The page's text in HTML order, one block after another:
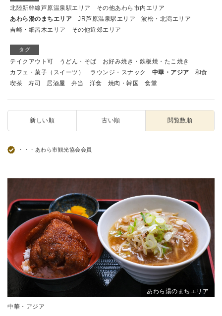
北陸新幹線芦原温泉駅エリア
その他あわら市内エリア
あわら湯のまちエリア
JR芦原温泉駅エリア
波松・北潟エリア
吉崎・細呂木エリア
その他近郊エリア
タグ
テイクアウト可 うどん・そば
お好み焼き・鉄板焼・たこ焼き
カフェ・菓子（スイーツ）
ラウンジ・スナック 中華・アジア
和食
喫茶
寿司 居酒屋 弁当 洋食 焼肉・韓国 食堂
新しい順 古い順 閲覧数順
・・・あわら市観光協会会員
あわら湯のまちエリア
中華・アジア